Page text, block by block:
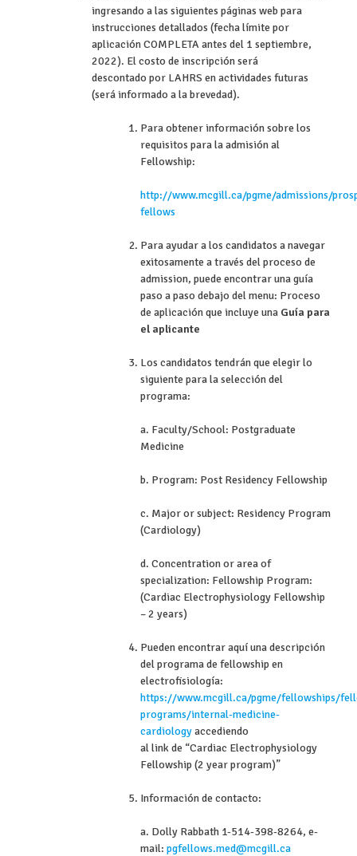
ingresando a las siguientes páginas web para
instrucciones detallados (fecha límite por
aplicación COMPLETA antes del 1 septiembre,
2022). El costo de inscripción será
descontado por LAHRS en actividades futuras
(será informado a la brevedad).
Para obtener información sobre los
requisitos para la admisión al
Fellowship:
http://www.mcgill.ca/pgme/admissions/
fellows
Para ayudar a los candidatos a navegar
exitosamente a través del proceso de
admission, puede encontrar una guía
paso a paso debajo del menu: Proceso
de aplicación que incluye una Guía para
el aplicante
Los candidatos tendrán que elegir lo
siguiente para la selección del
programa:
a. Faculty/School: Postgraduate
Medicine
b. Program: Post Residency Fellowship
c. Major or subject: Residency Program
(Cardiology)
d. Concentration or area of ​​
specialization: Fellowship Program:
(Cardiac Electrophysiology Fellowship
– 2 years)
Pueden encontrar aquí una descripción
del programa de fellowship en
electrofisiología:
https://www.mcgill.ca/pgme/fellowships/
programs/internal-medicine-
cardiologyaccediendo
al link de “Cardiac Electrophysiology
Fellowship (2 year program)”
Información de contacto:
a. Dolly Rabbath 1-514-398-8264, e-
mail: pgfellows.med@mcgill.ca